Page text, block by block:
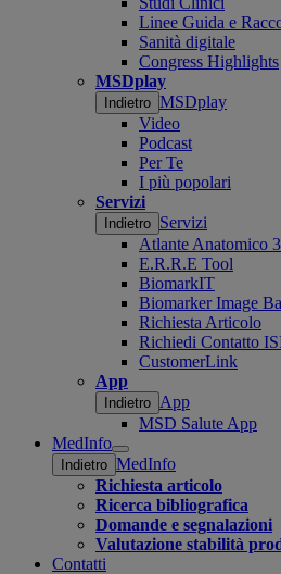
Linee Guida e
Sanità digitale
Congress Highlights
MSDplay
Indietro MSDplay
Video
Podcast
Per Te
I più popolari
Servizi
Indietro Servizi
Atlante Anatomico
E.R.R.E Tool
BiomarkIT
Biomarker Image
Richiesta Articolo
Richiedi Contatto
CustomerLink
App
Indietro App
MSD Salute App
MedInfo
Open
submenu
Indietro MedInfo
Richiesta articolo
Ricerca bibliografica
Domande e segnalazioni
Valutazione stabilità
Contatti